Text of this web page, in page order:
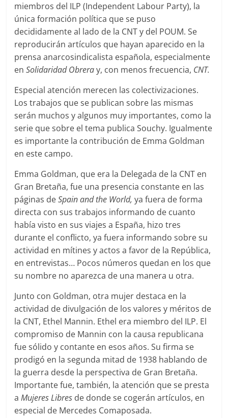
miembros del ILP (Independent Labour Party), la
única formación política que se puso
decididamente al lado de la CNT y del POUM. Se
reproducirán artículos que hayan aparecido en la
prensa anarcosindicalista española, especialmente
enSolidaridad Obreray, con menos frecuencia, CNT.
Especial atención merecen las colectivizaciones.
Los trabajos que se publican sobre las mismas
serán muchos y algunos muy importantes, como la
serie que sobre el tema publica Souchy. Igualmente
es importante la contribución de Emma Goldman
en este campo.
Emma Goldman, que era la Delegada de la CNT en
Gran Bretaña, fue una presencia constante en las
páginas deSpain and the World,ya fuera de forma
directa con sus trabajos informando de cuanto
había visto en sus viajes a España, hizo tres
durante el conflicto, ya fuera informando sobre su
actividad en mítines y actos a favor de la República,
en entrevistas… Pocos números quedan en los que
su nombre no aparezca de una manera u otra.
Junto con Goldman, otra mujer destaca en la
actividad de divulgación de los valores y méritos de
la CNT, Ethel Mannin. Ethel era miembro del ILP. El
compromiso de Mannin con la causa republicana
fue sólido y contante en esos años. Su firma se
prodigó en la segunda mitad de 1938 hablando de
la guerra desde la perspectiva de Gran Bretaña.
Importante fue, también, la atención que se presta
aMujeres Libres de donde se cogerán artículos, en
especial de Mercedes Comaposada.